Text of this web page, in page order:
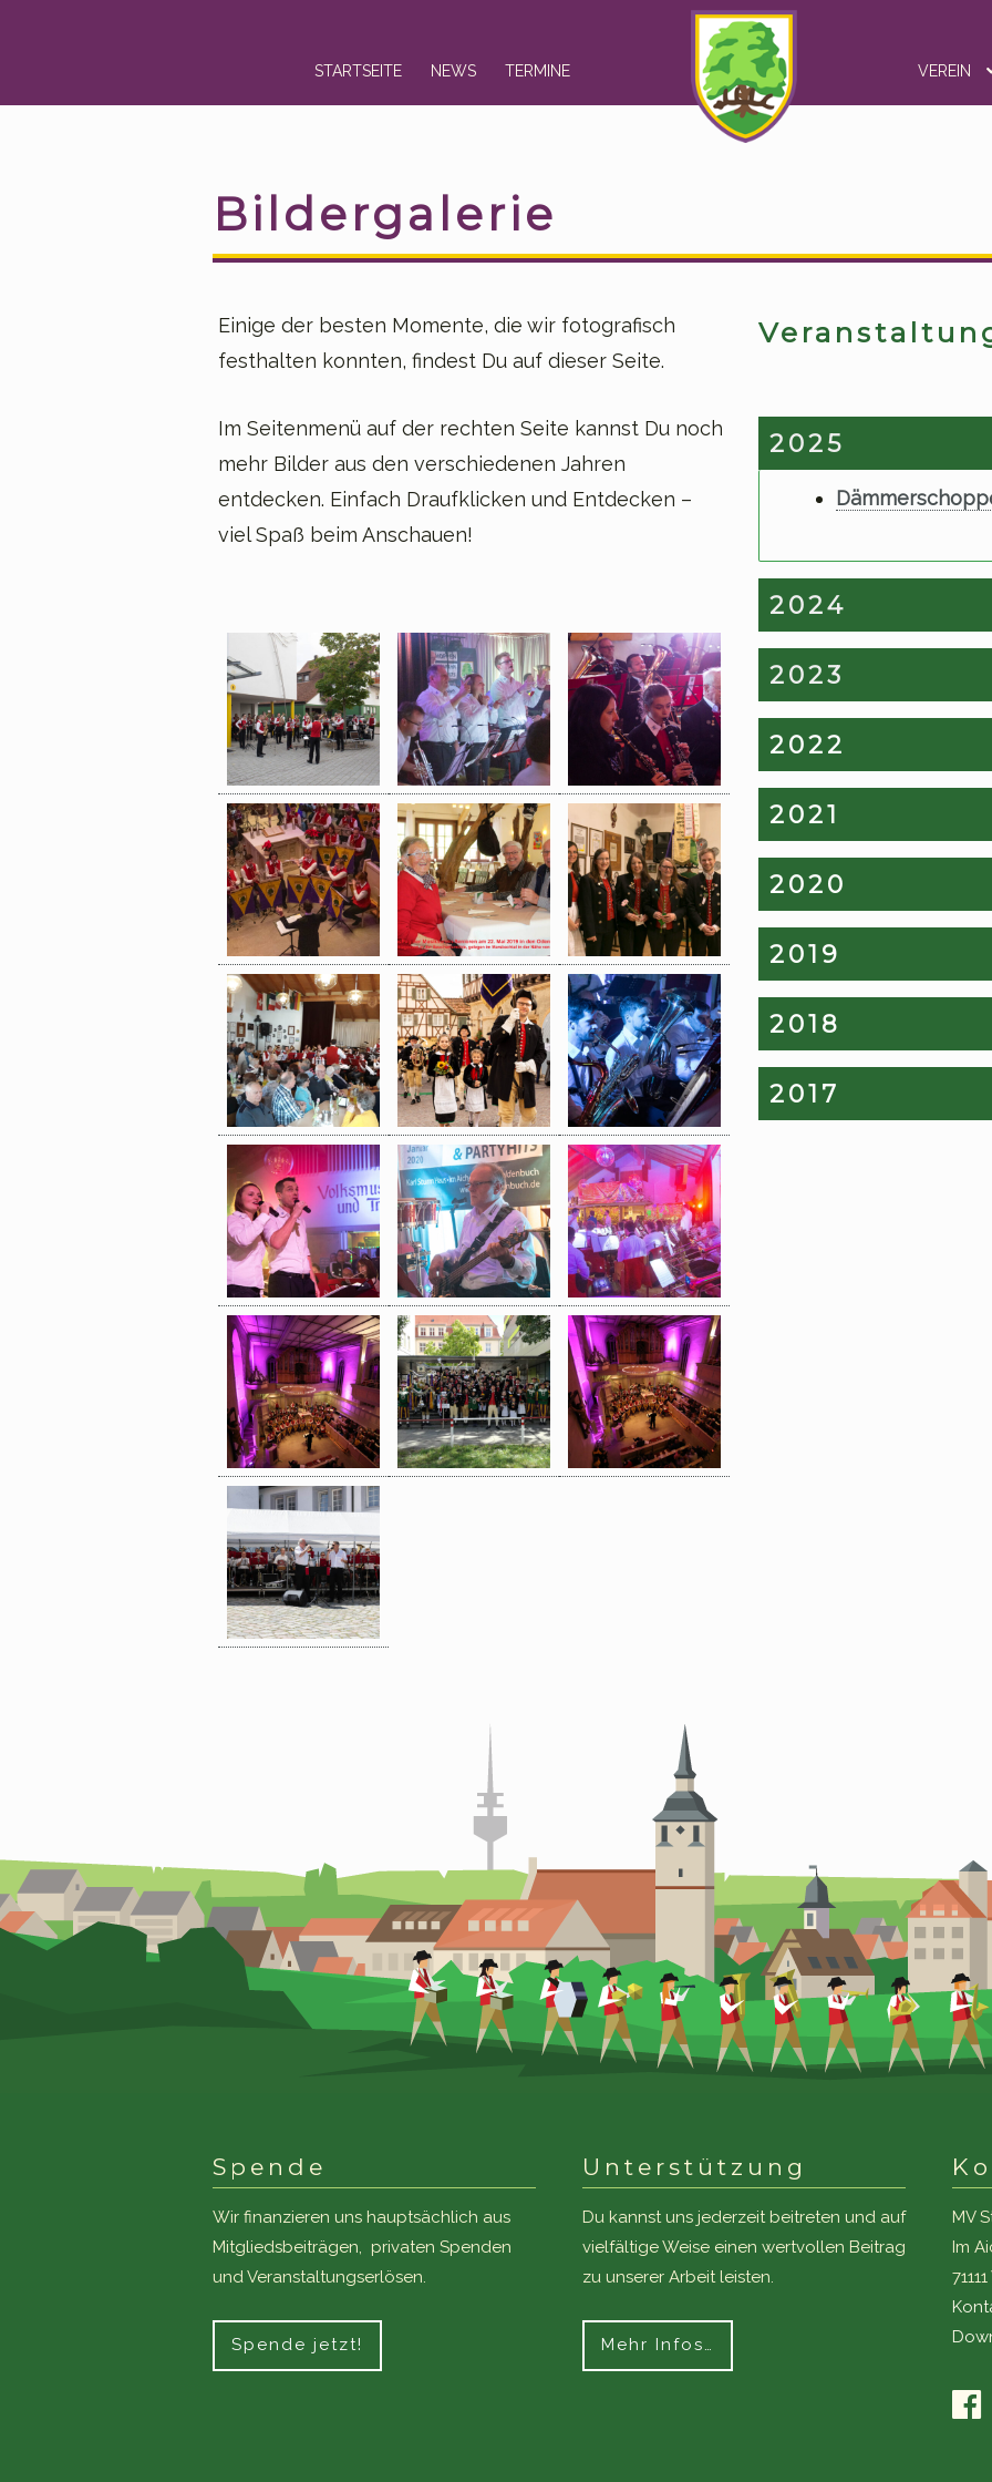
navigation
content
STARTSEITE NEWS TERMINE VEREIN
Bildergalerie
Einige der besten Momente, die wir fotografisch
festhalten konnten, findest Du auf dieser Seite.
Im Seitenmenü auf der rechten Seite kannst Du noch
mehr Bilder aus den verschiedenen Jahren
entdecken. Einfach Draufklicken und Entdecken –
viel Spaß beim Anschauen!
2025
2024
2023
2022
2021
2020
2019
2018
2017
Spende
Wir finanzieren uns hauptsächlich aus
Mitgliedsbeiträgen, privaten Spenden
und Veranstaltungserlösen.
Spende jetzt!
Unterstützung
Du kannst uns jederzeit beitreten und auf
vielfältige Weise einen wertvollen Beitrag
zu unserer Arbeit leisten.
Mehr Infos…
MV
Im